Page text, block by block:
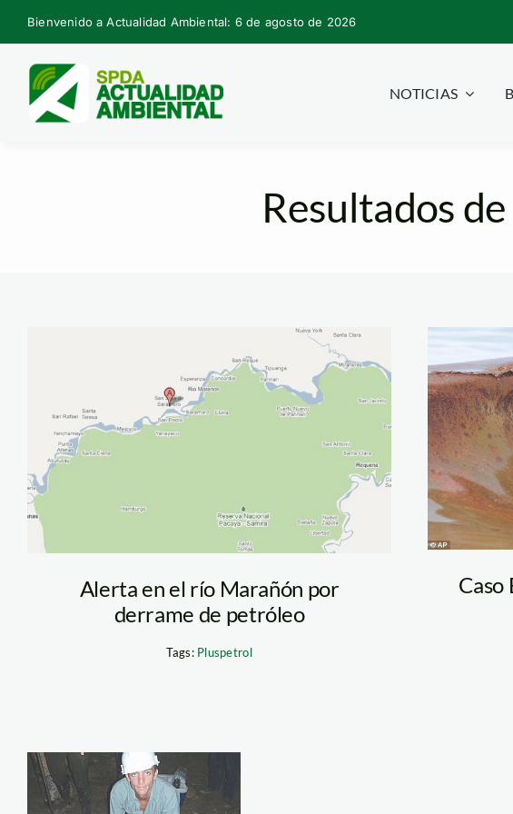
Skip
to
content
Bienvenido a Actualidad Ambiental: 6 de agosto de 2026
NOTICIAS
Resultados
samuro_mapa
Alerta en el río Marañón por
derrame de petróleo
Tags: Pluspetrol
Caso